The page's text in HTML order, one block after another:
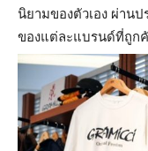
นิยามของตัวเอง ผ่าน
ของแต่ละแบรนด์ที่ถูก